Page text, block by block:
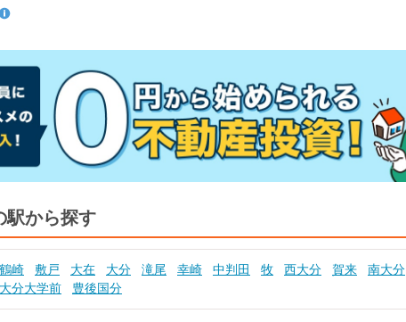
駅から探す
鶴崎 敷戸 大在 大分 滝尾 幸崎 中判田 牧 西大分 賀来 南大分
大分大学前 豊後国分